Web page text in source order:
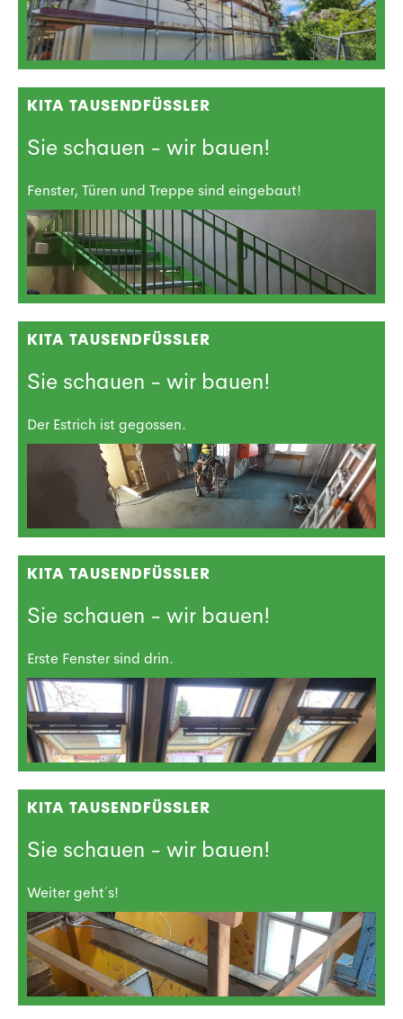
KITA TAUSENDFÜSSLER
Sie schauen - wir bauen!
Fenster, Türen und Treppe sind eingebaut!
KITA TAUSENDFÜSSLER
Sie schauen - wir bauen!
Der Estrich ist gegossen.
KITA TAUSENDFÜSSLER
Sie schauen - wir bauen!
Erste Fenster sind drin.
KITA TAUSENDFÜSSLER
Sie schauen - wir bauen!
Weiter geht´s!